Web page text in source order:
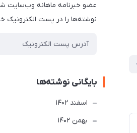
عضو خبرنامه ماهانه وب‌سایت
نوشته‌ها را در پست الکترونیک
بایگانی نوشته‌ها
اسفند 1402
بهمن 1402